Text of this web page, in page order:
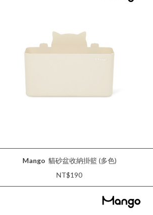
Mango 貓砂盆收納掛籃 (多色)
NT$190